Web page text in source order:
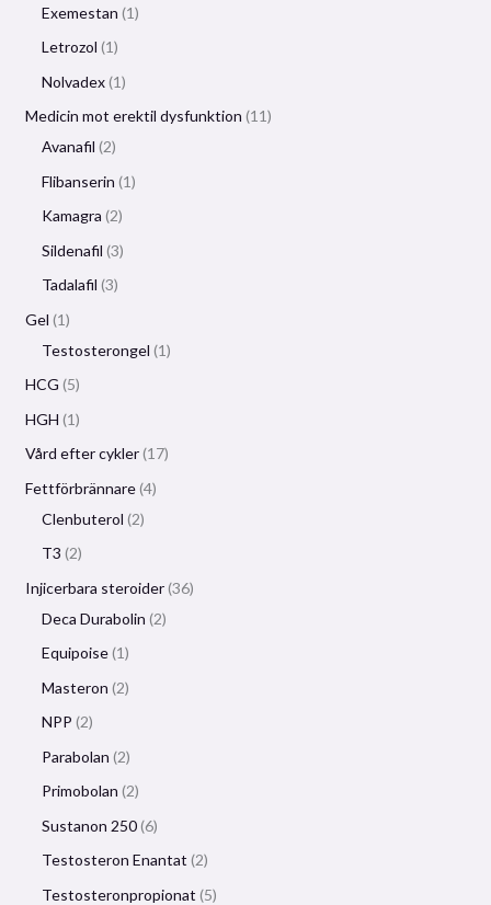
Exemestan 1
Letrozol 1
Nolvadex 1
Medicin mot erektil dysfunktion 11
Avanafil 2
Flibanserin 1
Kamagra 2
Sildenafil 3
Tadalafil 3
Gel 1
Testosterongel 1
HCG 5
HGH 1
Vård efter cykler 17
Fettförbrännare 4
Clenbuterol 2
T3 2
Injicerbara steroider 36
Deca Durabolin 2
Equipoise 1
Masteron 2
NPP 2
Parabolan 2
Primobolan 2
Sustanon 250 6
Testosteron Enantat 2
Testosteronpropionat 5